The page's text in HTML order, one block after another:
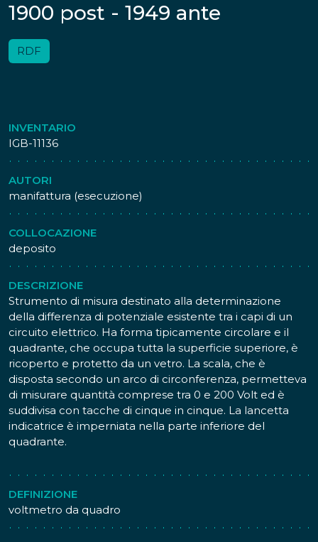
1900 post - 1949 ante
RDF
INVENTARIO
IGB-11136
AUTORI
manifattura (esecuzione)
COLLOCAZIONE
deposito
DESCRIZIONE
Strumento di misura destinato alla determinazione
della differenza di potenziale esistente tra i capi di un
circuito elettrico. Ha forma tipicamente circolare e il
quadrante, che occupa tutta la superficie superiore, è
ricoperto e protetto da un vetro. La scala, che è
disposta secondo un arco di circonferenza, permetteva
di misurare quantità comprese tra 0 e 200 Volt ed è
suddivisa con tacche di cinque in cinque. La lancetta
indicatrice è imperniata nella parte inferiore del
quadrante.
DEFINIZIONE
voltmetro da quadro